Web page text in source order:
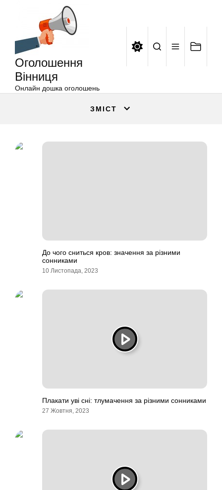
Оголошення
Вінниця
Онлайн дошка оголошень
ЗМІСТ
До чого сниться кров: значення за різними
сонниками
10 Листопада, 2023
Плакати уві сні: тлумачення за різними сонниками
27 Жовтня, 2023